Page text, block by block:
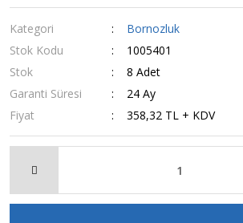
Kategori
Bornozluk
Stok Kodu
1005401
Stok
8 Adet
Garanti Süresi
24 Ay
Fiyat
358,32 TL + KDV